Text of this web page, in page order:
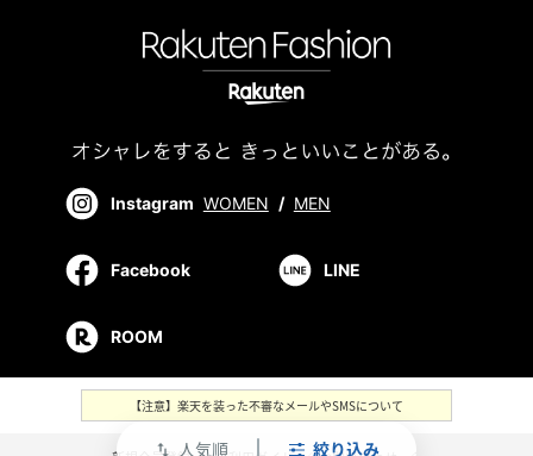
swap_vert 人気順 絞り込み
Instagram WOMEN / MEN
Facebook LINE
ROOM
【注意】楽天を装った不審なメールやSMSについて